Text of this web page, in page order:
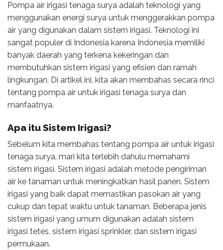
Pompa air irigasi tenaga surya adalah teknologi yang
menggunakan energi surya untuk menggerakkan pompa
air yang digunakan dalam sistem irigasi. Teknologi ini
sangat populer di Indonesia karena Indonesia memiliki
banyak daerah yang terkena kekeringan dan
membutuhkan sistem irigasi yang efisien dan ramah
lingkungan. Di artikel ini, kita akan membahas secara rinci
tentang pompa air untuk irigasi tenaga surya dan
manfaatnya.
Apa itu Sistem Irigasi?
Sebelum kita membahas tentang pompa air untuk irigasi
tenaga surya, mari kita terlebih dahulu memahami
sistem irigasi. Sistem irigasi adalah metode pengiriman
air ke tanaman untuk meningkatkan hasil panen. Sistem
irigasi yang baik dapat memastikan pasokan air yang
cukup dan tepat waktu untuk tanaman. Beberapa jenis
sistem irigasi yang umum digunakan adalah sistem
irigasi tetes, sistem irigasi sprinkler, dan sistem irigasi
permukaan.